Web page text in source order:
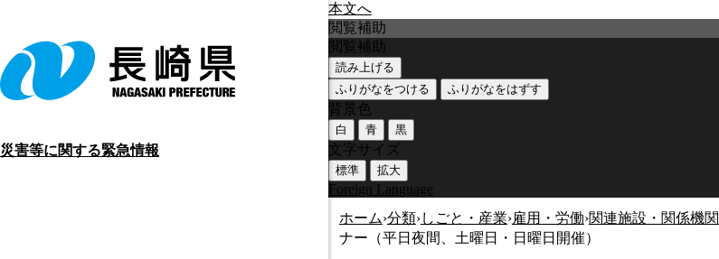
本文へ
災害等に関する緊急情報
閲覧補助
閲覧補助
読み上げる
ふりがなをつける
ふりがなをはずす
背景色
白 青 黒
文字サイズ
標準 拡大
Foreign Language
ホーム›分類›しごと・産業›雇用・労働›関連施設・関係機関
ナー（平日夜間、土曜日・日曜日開催）